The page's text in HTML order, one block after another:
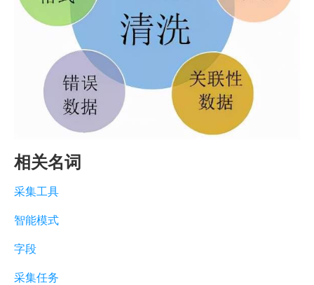
相关名词
采集工具
智能模式
字段
采集任务